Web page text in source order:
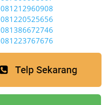
081212960908
081220525656
081386672746
081223767676